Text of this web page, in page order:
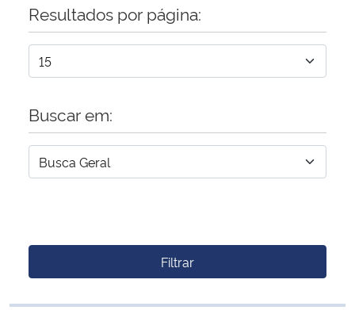
Resultados por página:
Buscar em:
Filtrar